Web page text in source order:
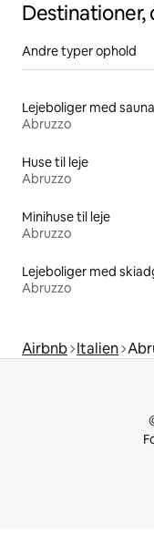
Destinationer,
Andre typer ophold
Lejeboliger med sauna
Abruzzo
Huse til leje
Abruzzo
Minihuse til leje
Abruzzo
Abruzzo
Airbnb Italien